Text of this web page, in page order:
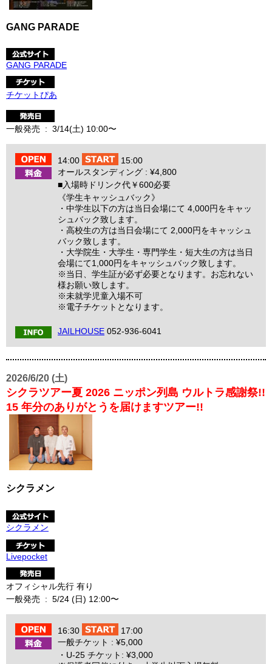
GANG PARADE
GANG PARADE
チケットぴあ
一般発売 : 3/14(土) 10:00〜
14:00
15:00
オールスタンディング : ¥4,800
■入場時ドリンク代￥600必要
《学生キャッシュバック》
・中学生以下の方は当日会場にて 4,000円をキャッ
シュバック致します。
・高校生の方は当日会場にて 2,000円をキャッシュ
バック致します。
・大学院生・大学生・専門学生・短大生の方は当日
会場にて1,000円をキャッシュバック致します。
※当日、学生証が必ず必要となります。お忘れない
様お願い致します。
※未就学児童入場不可
※電子チケットとなります。
JAILHOUSE 052-936-6041
2026/6/20 (土)
シクラツアー夏 2026 ニッポン列島 ウルトラ感謝祭!!
15 年分のありがとうを届けますツアー!!
シクラメン
シクラメン
Livepocket
オフィシャル先行 有り
一般発売 : 5/24 (日) 12:00〜
16:30
17:00
一般チケット : ¥5,000
・U-25 チケット: ¥3,000